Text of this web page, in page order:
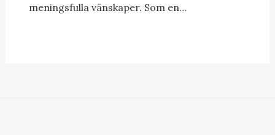
meningsfulla vänskaper. Som en…